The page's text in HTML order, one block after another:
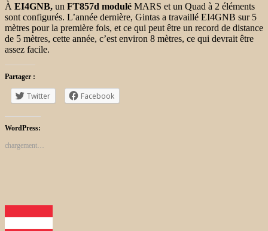
À EI4GNB, un FT857d modulé MARS et un Quad à 2 éléments
sont configurés. L’année dernière, Gintas a travaillé EI4GNB sur 5
mètres pour la première fois, et ce qui peut être un record de distance
de 5 mètres, cette année, c’est environ 8 mètres, ce qui devrait être
assez facile.
Partager :
Twitter Facebook
WordPress:
chargement…